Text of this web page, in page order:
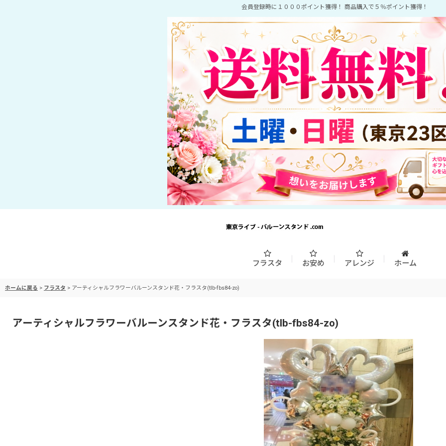
会員登録時に１０００ポイント獲得！ 商品購入で５％ポイント獲得！
フラスタ お安め アレンジ ホーム
ホームに戻る > フラスタ > アーティシャルフラワーバルーンスタンド花・フラスタ(tlb-fbs84-zo)
アーティシャルフラワーバルーンスタンド花・フラスタ(tlb-fbs84-zo)